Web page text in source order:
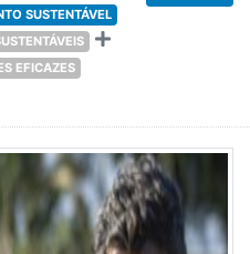
SUSTENTÁVEL
EFICAZES